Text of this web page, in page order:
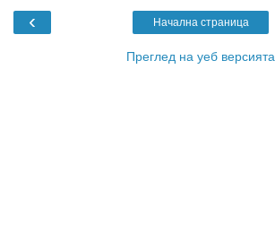
‹ Начална страница
Преглед на уеб версията